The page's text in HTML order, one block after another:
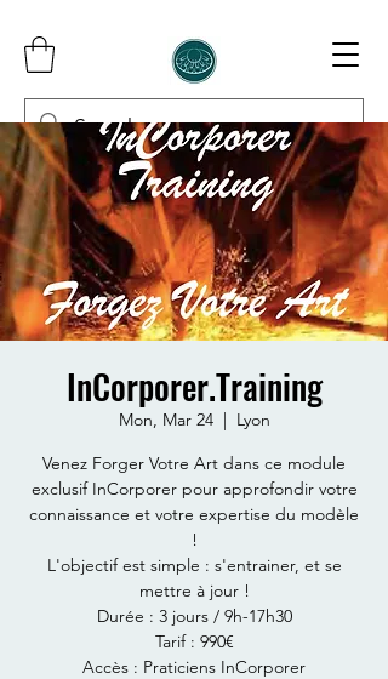
InCorporer
InCorporer.Training
Mon, Mar 24
  |
Lyon
Venez Forger Votre Art dans ce module
exclusif InCorporer pour approfondir votre
connaissance et votre expertise du modèle
!
L'objectif est simple : s'entrainer, et se
mettre à jour !
Durée : 3 jours / 9h-17h30
Tarif : 990€
Accès : Praticiens InCorporer